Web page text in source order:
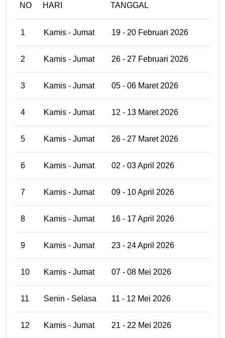
NO HARI TANGGAL
1 Kamis - Jumat 19 - 20 Februari 2026
2 Kamis - Jumat 26 - 27 Februari 2026
3 Kamis - Jumat 05 - 06 Maret 2026
4 Kamis - Jumat 12 - 13 Maret 2026
5 Kamis - Jumat 26 - 27 Maret 2026
6 Kamis - Jumat 02 - 03 April 2026
7 Kamis - Jumat 09 - 10 April 2026
8 Kamis - Jumat 16 - 17 April 2026
9 Kamis - Jumat 23 - 24 April 2026
10 Kamis - Jumat 07 - 08 Mei 2026
11 Senin - Selasa 11 - 12 Mei 2026
12 Kamis - Jumat 21 - 22 Mei 2026